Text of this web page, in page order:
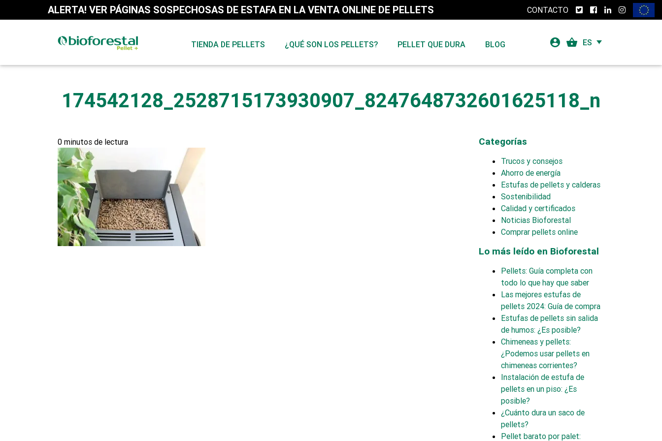
Skip to contentALERTA! VER PÁGINAS SOSPECHOSAS DE ESTAFA EN LA VENTA ONLINE DE PELLETS CONTACTO
TIENDA DE PELLETS ¿QUÉ SON LOS PELLETS? PELLET QUE DURA BLOG account_circle shopping_basket ES
174542128_2528715173930907_8247648732601625118_n
0 minutos de lectura Categorías
Trucos y consejos
Ahorro de energía
Estufas de pellets y calderas
Sostenibilidad
Calidad y certificados
Noticias Bioforestal
Comprar pellets online
Lo más leído en Bioforestal
Pellets: Guía completa con
todo lo que hay que saber
Las mejores estufas de
pellets 2024: Guía de compra
Estufas de pellets sin salida
de humos: ¿Es posible?
Chimeneas y pellets:
¿Podemos usar pellets en
chimeneas corrientes?
Instalación de estufa de
pellets en un piso: ¿Es
posible?
¿Cuánto dura un saco de
pellets?
Pellet barato por palet: